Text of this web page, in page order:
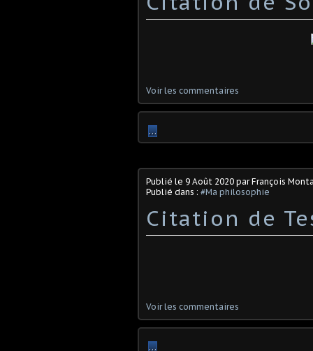
Voir les commentaires
…
Publié le 9 Août 2020 par François
Publié dans : #Ma philosophie
Citation de
Voir les commentaires
…